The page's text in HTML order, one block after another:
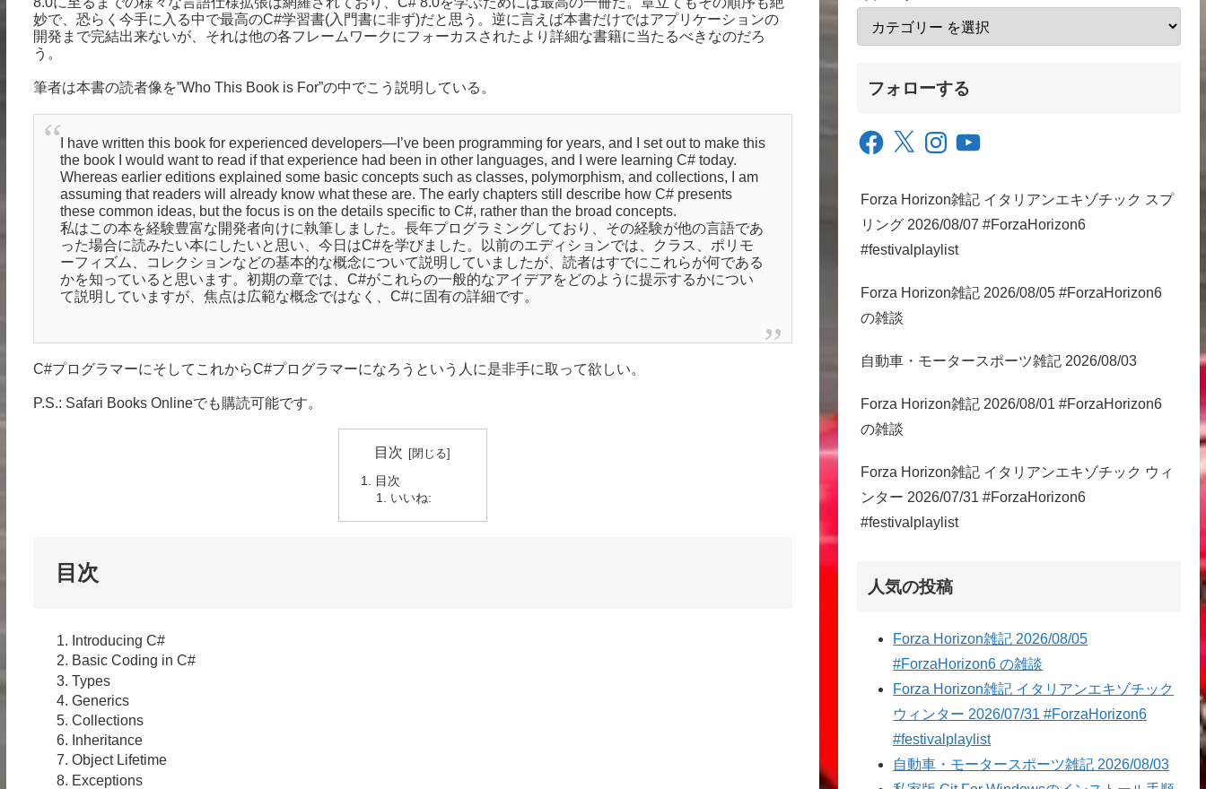
妙で、恐らく今手に入る中で最高のC#学習書(入門書に非ず)だと思う。逆に言えば本書だけではアプリケーションの
開発まで完結出来ないが、それは他の各フレームワークにフォーカスされたより詳細な書籍に当たるべきなのだろ
う。
筆者は本書の読者像を”Who This Book is For”の中でこう説明している。
I have written this book for experienced developers—I’ve been programming for years, and I set out to make this
the book I would want to read if that experience had been in other languages, and I were learning C# today.
Whereas earlier editions explained some basic concepts such as classes, polymorphism, and collections, I am
assuming that readers will already know what these are. The early chapters still describe how C# presents
these common ideas, but the focus is on the details specific to C#, rather than the broad concepts.
私はこの本を経験豊富な開発者向けに執筆しました。長年プログラミングしており、その経験が他の言語であ
った場合に読みたい本にしたいと思い、今日はC#を学びました。以前のエディションでは、クラス、ポリモ
ーフィズム、コレクションなどの基本的な概念について説明していましたが、読者はすでにこれらが何である
かを知っていると思います。初期の章では、C#がこれらの一般的なアイデアをどのように提示するかについ
て説明していますが、焦点は広範な概念ではなく、C#に固有の詳細です。
C#プログラマーにそしてこれからC#プログラマーになろうという人に是非手に取って欲しい。
P.S.: Safari Books Onlineでも購読可能です。
目次
目次
いいね:
目次
Introducing C#
Basic Coding in C#
Types
Generics
Collections
Inheritance
Object Lifetime
Exceptions
フォローする
Facebook
X InstagramYouTube
Forza Horizon雑記 イタリアンエキゾチック スプ
リング 2026/08/07 #ForzaHorizon6
#festivalplaylist
Forza Horizon雑記 2026/08/05 #ForzaHorizon6
の雑談
自動車・モータースポーツ雑記 2026/08/03
Forza Horizon雑記 2026/08/01 #ForzaHorizon6
の雑談
Forza Horizon雑記 イタリアンエキゾチック ウィ
ンター 2026/07/31 #ForzaHorizon6
#festivalplaylist
人気の投稿
Forza Horizon雑記 2026/08/05
#ForzaHorizon6 の雑談
Forza Horizon雑記 イタリアンエキゾチック
ウィンター 2026/07/31 #ForzaHorizon6
#festivalplaylist
自動車・モータースポーツ雑記 2026/08/03